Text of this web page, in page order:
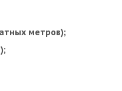
метров);